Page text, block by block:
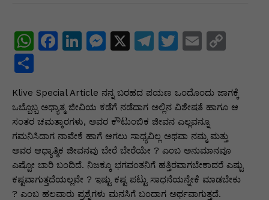
W
s
A
p
p
F
e
b
o
o
k
Li
e
dI
n
M
s
e
n
g
er
X
T
gr
a
m
T
er
E
l
y
Li
n
k
ar
e
Klive Special Article ನನ್ನ ಬರಹದ ಪಯಣ ಒಂದೊಂದು ಜಾಗಕ್ಕೆ
ಒಬ್ಬೊಬ್ಬ ಅಧ್ಯಾತ್ಮ ಜೀವಿಯ ಕಡೆಗೆ ನಡೆದಾಗ ಅಲ್ಲಿನ ವಿಶೇಷತೆ ಹಾಗೂ ಆ
ಸಂತರ ಚಮತ್ಕಾರಗಳು, ಅವರ ಕೌಟುಂಬಿಕ ಜೀವನ ಎಲ್ಲವನ್ನೂ
ಗಮನಿಸಿದಾಗ ನಾವೇಕೆ ಹಾಗೆ ಆಗಲು ಸಾಧ್ಯವಿಲ್ಲ ಅಥವಾ ನಮ್ಮ ಮತ್ತು
ಅವರ ಆಧ್ಯಾತ್ಮಿಕ ಜೀವನವು ಬೇರೆ ಬೇರೆಯೇ ? ಎಂಬ ಅನುಮಾನವೂ
ಎಷ್ಟೋ ಬಾರಿ ಬಂದಿದೆ. ನಿಜಕ್ಕೂ ಭಗವಂತನಿಗೆ ಹತ್ತಿರವಾಗಬೇಕಾದರೆ ಎಷ್ಟು
ಕಷ್ಟವಾಗುತ್ತದೆಯಲ್ಲವೇ ? ಇಷ್ಟು ಕಷ್ಟ ಪಟ್ಟು ಸಾಧನೆಯನ್ನೇಕೆ ಮಾಡಬೇಕು
? ಎಂಬ ಹಲವಾರು ಪ್ರಶ್ನೆಗಳು ಮನಸಿಗೆ ಬಂದಾಗ ಅರ್ಥವಾಗುತ್ತದೆ.